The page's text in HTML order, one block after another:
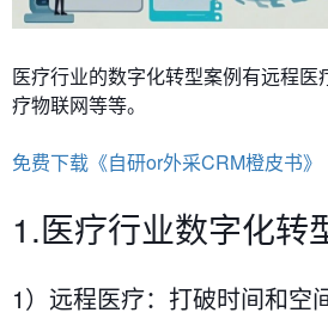
医疗行业的数字化转型案例有远程医
疗物联网等等。
免费下载《自研or外采CRM橙皮书》
1.医疗行业数字化转
1）远程医疗：打破时间和空